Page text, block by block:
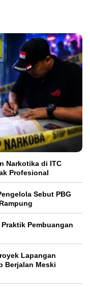
Narkotika di ITC
Profesional
Sebut PBG
Pembuangan
Lapangan
Berjalan Meski